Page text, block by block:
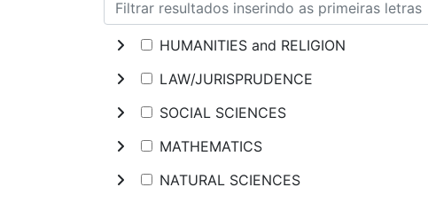
HUMANITIES and RELIGION
LAW/JURISPRUDENCE
SOCIAL SCIENCES
MATHEMATICS
NATURAL SCIENCES